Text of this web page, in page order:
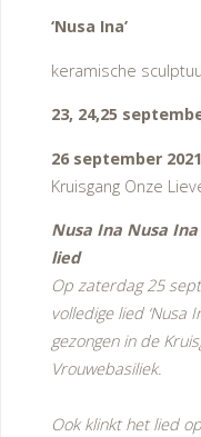
‘Nusa Ina’
keramische
23, 24,25
26 september 2021
Kruisgang Onze
Nusa Ina Nusa
lied
Op zaterdag 25
volledige lied ‘Nusa
gezongen in de
Vrouwebasiliek.
Ook klinkt het lied